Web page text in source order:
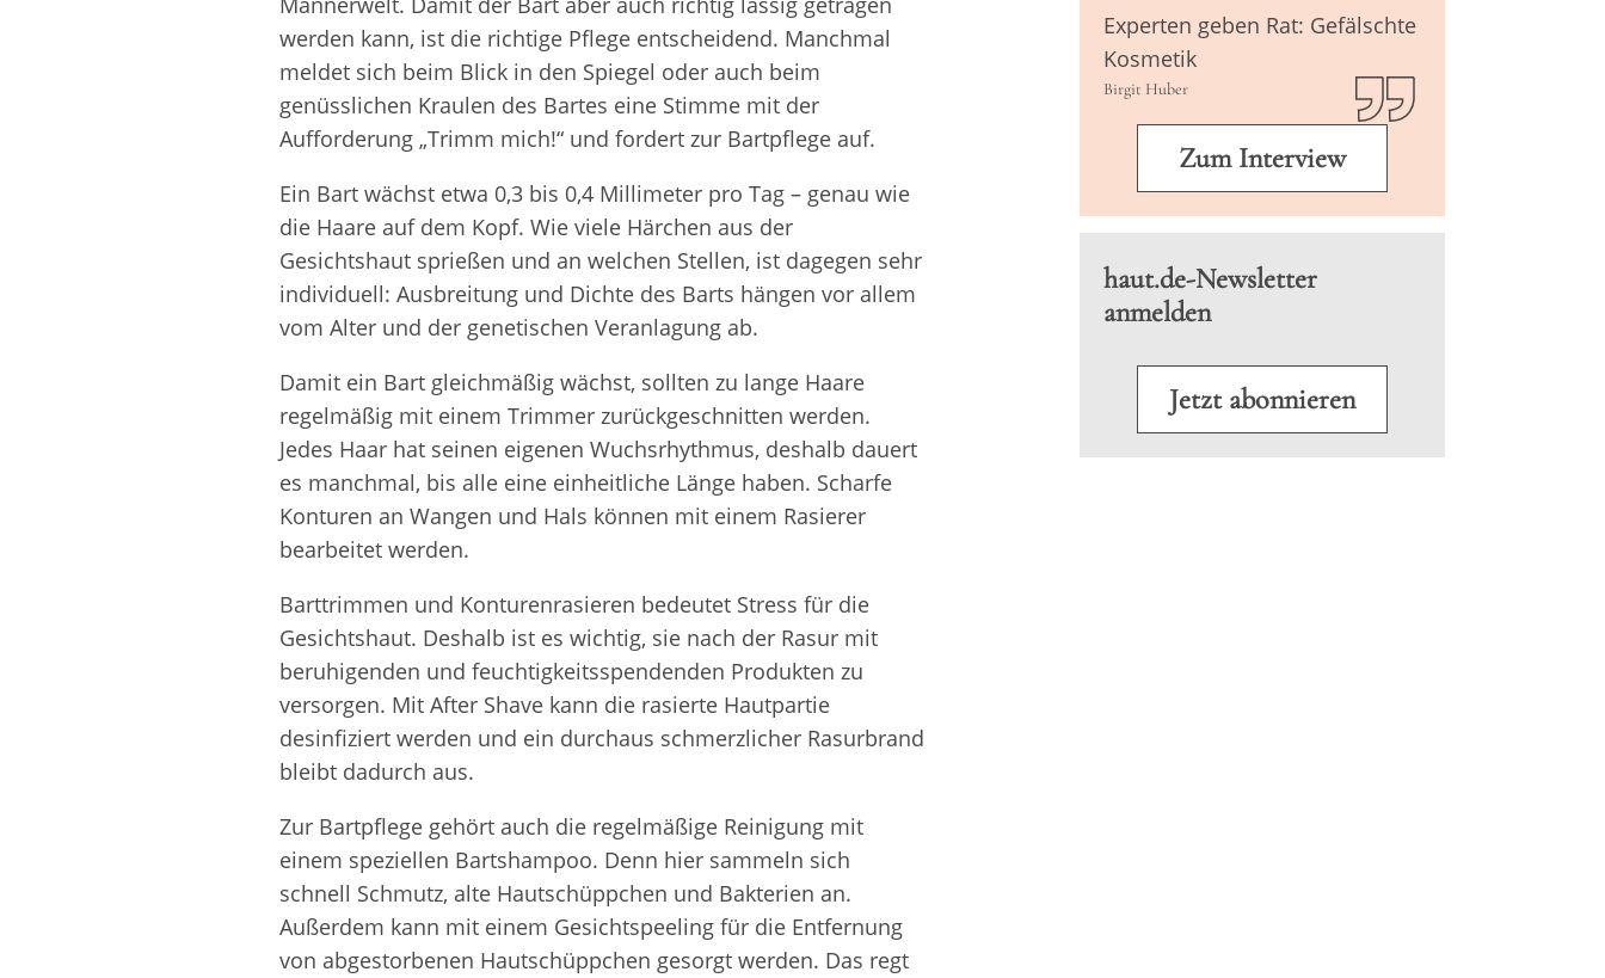
Zahnpflegemitteln
Duftfamilien Produktsicherheit Weiterführende Literatur
werden kann, ist die richtige Pflege entscheidend. Manchmal
meldet sich beim Blick in den Spiegel oder auch beim
genüsslichen Kraulen des Bartes eine Stimme mit der
Aufforderung „Trimm mich!“ und fordert zur Bartpflege auf.
Ein Bart wächst etwa 0,3 bis 0,4 Millimeter pro Tag – genau wie
die Haare auf dem Kopf. Wie viele Härchen aus der
Gesichtshaut sprießen und an welchen Stellen, ist dagegen sehr
individuell: Ausbreitung und Dichte des Barts hängen vor allem
vom Alter und der genetischen Veranlagung ab.
Damit ein Bart gleichmäßig wächst, sollten zu lange Haare
regelmäßig mit einem Trimmer zurückgeschnitten werden.
Jedes Haar hat seinen eigenen Wuchsrhythmus, deshalb dauert
es manchmal, bis alle eine einheitliche Länge haben. Scharfe
Konturen an Wangen und Hals können mit einem Rasierer
bearbeitet werden.
Barttrimmen und Konturenrasieren bedeutet Stress für die
Gesichtshaut. Deshalb ist es wichtig, sie nach der Rasur mit
beruhigenden und feuchtigkeitsspendenden Produkten zu
versorgen. Mit After Shave kann die rasierte Hautpartie
desinfiziert werden und ein durchaus schmerzlicher Rasurbrand
bleibt dadurch aus.
Zur Bartpflege gehört auch die regelmäßige Reinigung mit
einem speziellen Bartshampoo. Denn hier sammeln sich
schnell Schmutz, alte Hautschüppchen und Bakterien an.
Außerdem kann mit einem Gesichtspeeling für die Entfernung
von abgestorbenen Hautschüppchen gesorgt werden. Das regt
Experten geben Rat: Gefälschte
Kosmetik
Birgit Huber
Zum Interview
haut.de-Newsletter
anmelden
Jetzt abonnieren